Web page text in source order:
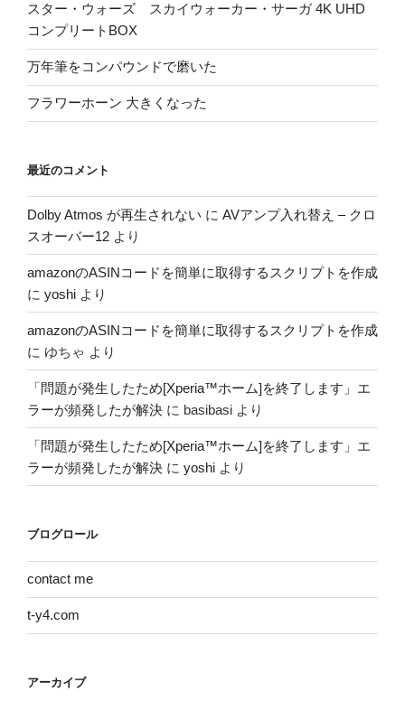
スター・ウォーズ スカイウォーカー・サーガ 4K UHD
コンプリートBOX
万年筆をコンパウンドで磨いた
フラワーホーン 大きくなった
最近のコメント
Dolby Atmos が再生されない に AVアンプ入れ替え – クロ
スオーバー12 より
amazonのASINコードを簡単に取得するスクリプトを作成
に yoshi より
amazonのASINコードを簡単に取得するスクリプトを作成
に ゆちゃ より
「問題が発生したため[Xperia™ホーム]を終了します」エ
ラーが頻発したが解決 に basibasi より
「問題が発生したため[Xperia™ホーム]を終了します」エ
ラーが頻発したが解決 に yoshi より
ブログロール
contact me
t-y4.com
アーカイブ